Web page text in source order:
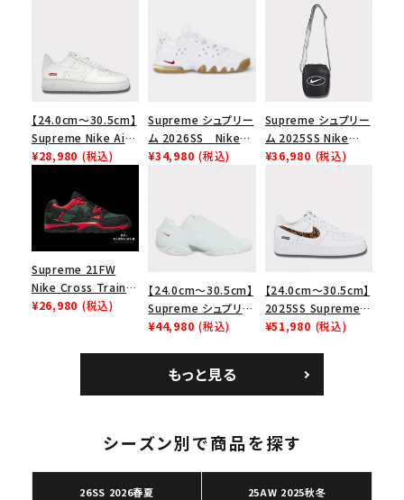
【24.0cm～30.5cm】
Supreme Nike Air
Force 1 Low シュプ
ース１スニーカー シ
ューズ ホワイト
¥28,980 (税込)
Supreme シュプリー
ム 2026SS Nike
SB Air Max 2 CB 94
¥34,980 (税込)
Supreme シュプリー
ム 2025SS Nike
Leather Shoulder
¥36,980 (税込)
Supreme 21FW
Nike Cross Trainer
Low ナイキクロスト
¥26,980 (税込)
【24.0cm～30.5cm】
Supreme シュプリー
ム 2023AW Nike
カー ホワイト 白
¥44,980 (税込)
【24.0cm～30.5cm】
2025SS Supreme
GOODENOUGH
ムグッドイナフ ナイキ
エアフォース１スニー
ト
¥51,980 (税込)
もっと見る
シーズン別で商品を探す
26SS 2026春夏 25AW 2025秋冬